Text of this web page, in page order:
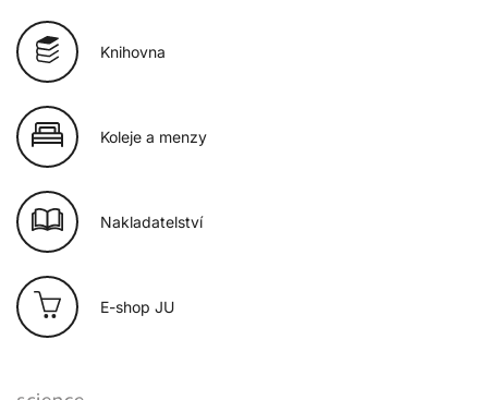
Knihovna
Koleje a menzy
Nakladatelství
E-shop JU